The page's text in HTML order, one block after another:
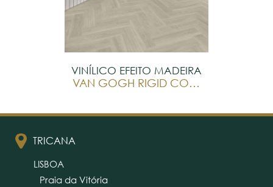
VINÍLICO EFEITO MADEIRA
VAN GOGH RIGID CORE
TRICANA
LISBOA
Praia da Vitória